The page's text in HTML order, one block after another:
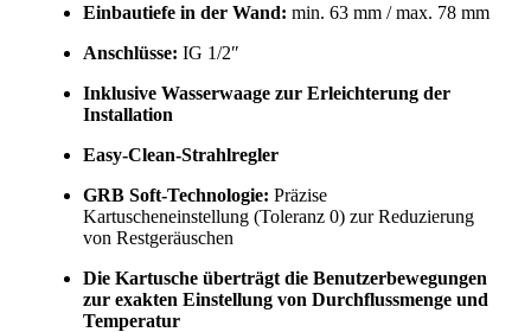
Einbautiefe in der Wand: min. 63 mm / max. 78 mm
Anschlüsse: IG 1/2″
Inklusive Wasserwaage zur Erleichterung der
Installation
Easy-Clean-Strahlregler
GRB Soft-Technologie: Präzise
Kartuscheneinstellung (Toleranz 0) zur Reduzierung
von Restgeräuschen
Die Kartusche überträgt die Benutzerbewegungen
zur exakten Einstellung von Durchflussmenge und
Temperatur